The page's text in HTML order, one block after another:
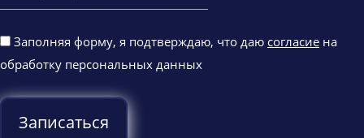
Заполняя форму, я подтверждаю, что даю согласие на
обработку персональных данных
Записаться